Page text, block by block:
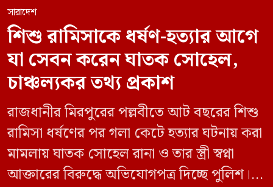
সারাদেশ
শিশু রামিসাকে ধর্ষণ-হত্যার আগে
যা সেবন করেন ঘাতক সোহেল,
চাঞ্চল্যকর তথ্য প্রকাশ
রাজধানীর মিরপুরের পল্লবীতে আট বছরের শিশু
রামিসা ধর্ষণের পর গলা কেটে হত্যার ঘটনায় করা
মামলায় ঘাতক সোহেল রানা ও তার স্ত্রী স্বপ্না
আক্তারের বিরুদ্ধে অভিযোগপত্র দিচ্ছে পুলিশ।